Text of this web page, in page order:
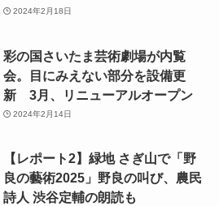
2024年2月18日
彩の国さいたま芸術劇場が内覧
会。目にみえない部分を設備更
新 3月、リニューアルオープン
2024年2月14日
【レポート2】緑地 さぎ山で「野
良の藝術2025」野良の叫び、農民
詩人 渋谷定輔の朗読も